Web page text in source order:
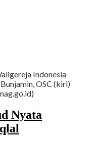
Indonesia
OSC (kiri)
Nyata